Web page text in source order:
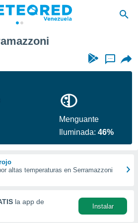
...
Menguante
Iluminada:46%
altas temperaturas en Serramazzoni
la app de
Instalar